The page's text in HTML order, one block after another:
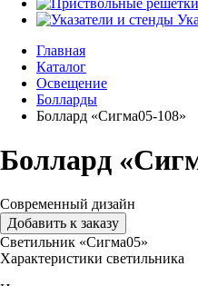
Главная
Каталог
Освещение
Болларды
Боллард «Сигма05-108»
Боллард
Современный дизайн
Добавить к заказу
Светильник «Сигма05»
Характеристики светильника